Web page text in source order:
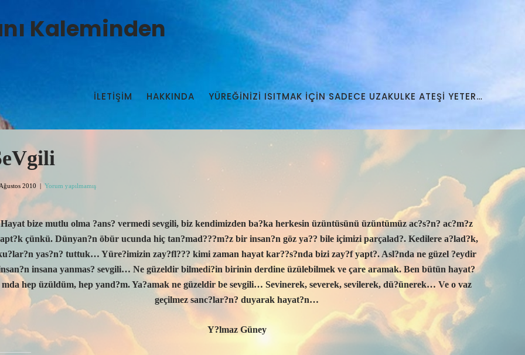
Kaleminden
İLETIŞIM HAKKINDA YÜREĞİNİZİ ISITMAK İÇİN SADECE UZAKULKE ATEŞİ YETER…
2010 |Yorum yapılmamış
Hayat bize mutlu olma ?ans? vermedi sevgili, biz kendimizden ba?ka herkesin üzüntüsünü üzüntümüz ac?s?n? ac?m?z
çünkü. Dünyan?n öbür ucunda hiç tan?mad???m?z bir insan?n göz ya?? bile içimizi parçalad?. Kedilere a?lad?k,
yas?n? tuttuk… Yüre?imizin zay?fl??? kimi zaman hayat kar??s?nda bizi zay?f yapt?. Asl?nda ne güzel ?eydir
insana yanmas? sevgili… Ne güzeldir bilmedi?in birinin derdine üzülebilmek ve çare aramak. Ben bütün hayat?
mda hep üzüldüm, hep yand?m. Ya?amak ne güzeldir be sevgili… Sevinerek, severek, sevilerek, dü?ünerek… Ve o vaz
geçilmez sanc?lar?n? duyarak hayat?n…
Y?lmaz Güney